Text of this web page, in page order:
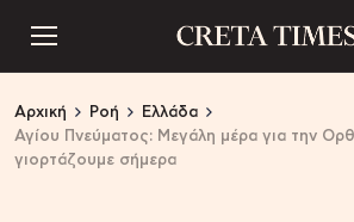
Αρχική Ροή
Ελλάδα
Αγίου Πνεύματος: Μεγάλη μέρα για την
γιορτάζουμε σήμερα